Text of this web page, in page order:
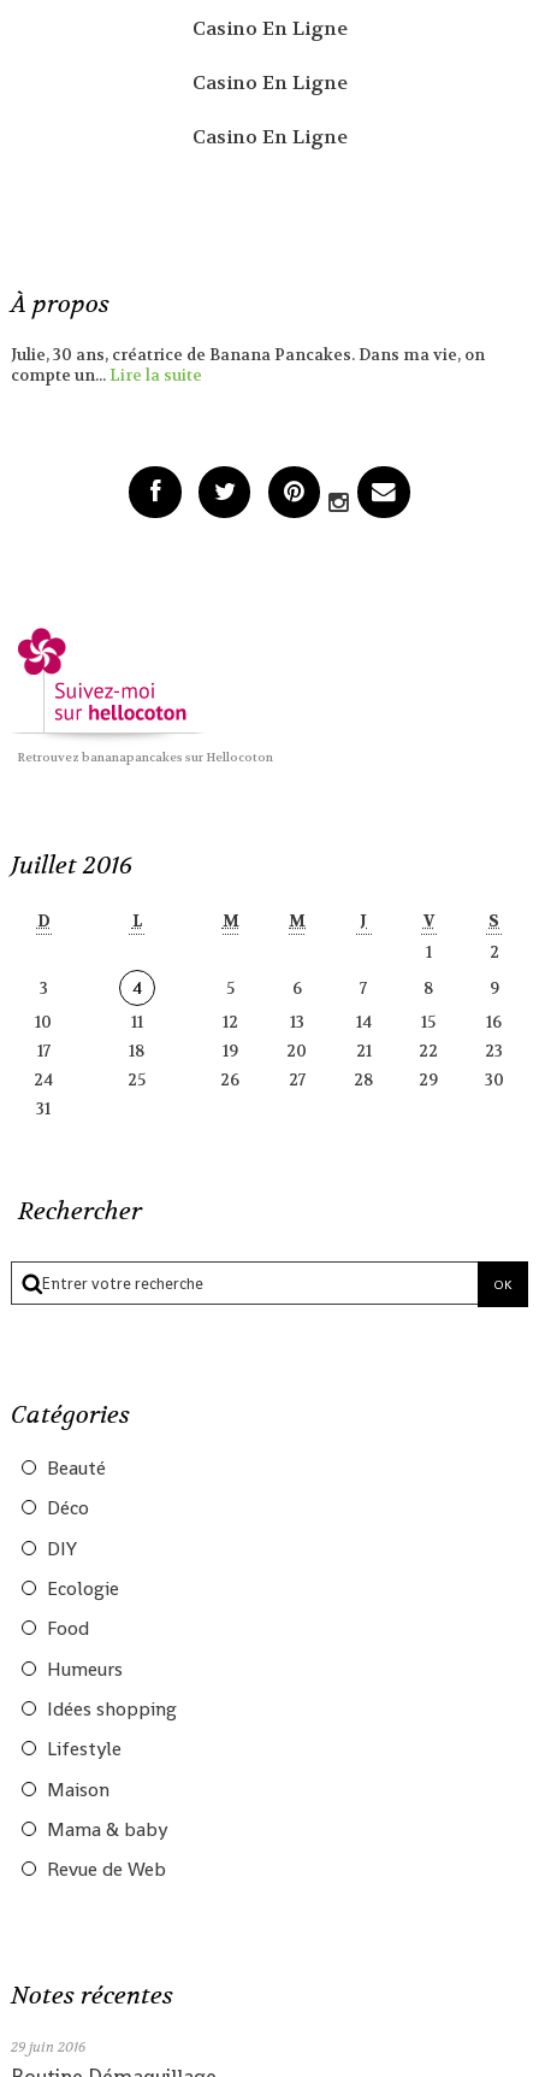
À propos
Julie, 30 ans, créatrice de Banana Pancakes. Dans ma vie, on
compte un...Lire la suite
Retrouvez bananapancakes sur Hellocoton
Juillet 2016
D L M M J V
S
1
2
3
4 5 6 7 8
9
10
11 12 13 14 15
16
17
18 19 20 21 22
23
24
25 26 27 28 29
30
31
Rechercher
Catégories
Beauté
Déco
DIY
Ecologie
Food
Humeurs
Idées shopping
Lifestyle
Maison
Mama & baby
Revue de Web
Notes récentes
29 juin 2016
Casino En Ligne
Casino En Ligne
Casino En Ligne